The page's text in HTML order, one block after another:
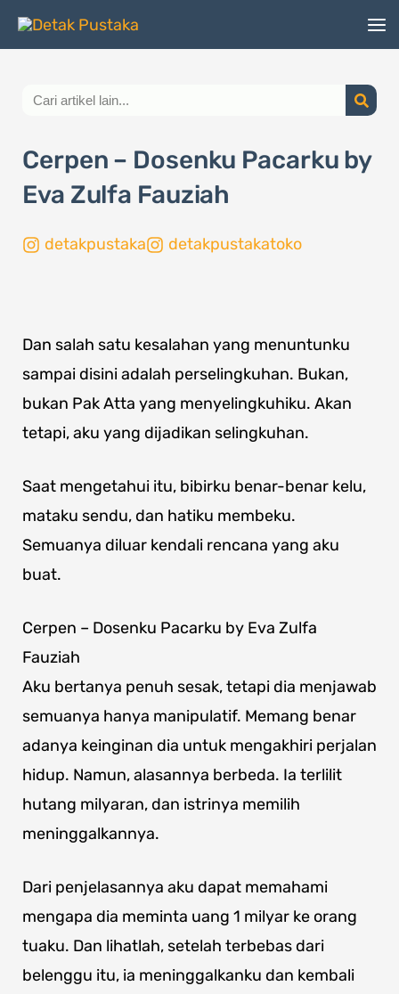
Lewati
Search
Cerpen – Dosenku Pacarku by
Eva Zulfa Fauziah
detakpustaka detakpustakatoko
Dan salah satu kesalahan yang menuntunku
sampai disini adalah perselingkuhan. Bukan,
bukan Pak Atta yang menyelingkuhiku. Akan
tetapi, aku yang dijadikan selingkuhan.
Saat mengetahui itu, bibirku benar-benar kelu,
mataku sendu, dan hatiku membeku.
Semuanya diluar kendali rencana yang aku
buat.
Cerpen – Dosenku Pacarku by Eva Zulfa
Fauziah
Aku bertanya penuh sesak, tetapi dia menjawab
semuanya hanya manipulatif. Memang benar
adanya keinginan dia untuk mengakhiri perjalan
hidup. Namun, alasannya berbeda. Ia terlilit
hutang milyaran, dan istrinya memilih
meninggalkannya.
Dari penjelasannya aku dapat memahami
mengapa dia meminta uang 1 milyar ke orang
tuaku. Dan lihatlah, setelah terbebas dari
belenggu itu, ia meninggalkanku dan kembali